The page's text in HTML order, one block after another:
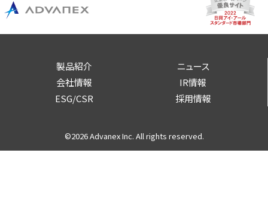
製品紹介
ニュース
会社情報
IR情報
ESG/CSR
採用情報
©2026 Advanex Inc. All rights reserved.